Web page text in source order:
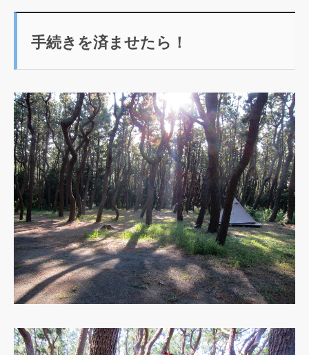
手続きを済ませたら！